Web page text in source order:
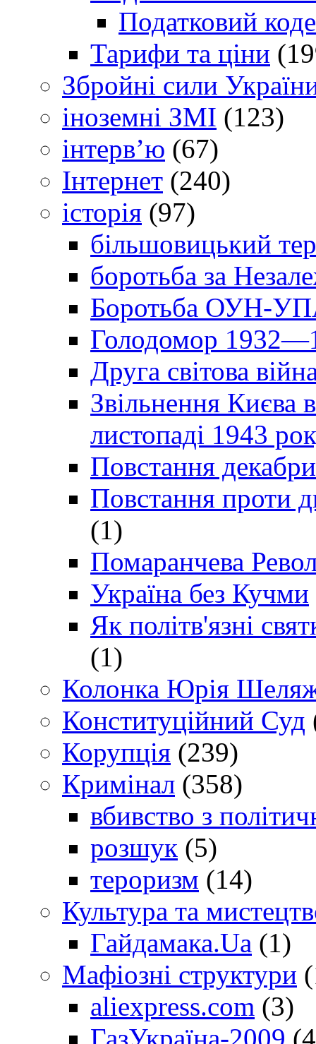
Податковий
Тарифи та ціни
Збройні сили
іноземні ЗМІ (123)
інтерв’ю (67)
Інтернет (240)
історія (97)
більшовицький
боротьба за
Боротьба ОУН-УПА
Голодомор
Друга світова
Звільнення Києва
листопаді 1943
Повстання
Повстання проти
(1)
Помаранчева
Україна без Кучми
Як політв'язні
(1)
Колонка Юрія
Конституційний Суд
Корупція (239)
Кримінал (358)
вбивство з
розшук (5)
тероризм (14)
Культура та
Гайдамака.Ua (1)
Мафіозні структури
aliexpress.com (3)
ГазУкраїна-2009